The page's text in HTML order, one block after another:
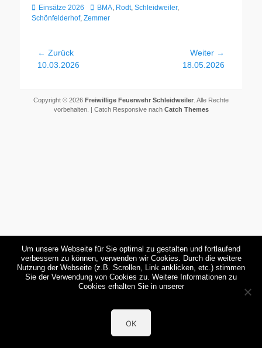
Kategorien
Einsätze 2026 Schlagworte
BMA, Rodt, Schleidweiler,
Schönfelderhof, Zemmer
Beitragsnavigation
← Zurück
Vorheriger
10.03.2026
Weiter →
18.05.2026
Copyright © 2026 Freiwillige Feuerwehr Schleidweiler . Alle Rechte
vorbehalten. | Catch Responsive nach Catch Themes
Um unsere Webseite für Sie optimal zu gestalten und fortlaufend
verbessern zu können, verwenden wir Cookies. Durch die weitere
Nutzung der Webseite (z.B. Scrollen, Link anklicken, etc.) stimmen
Sie der Verwendung von Cookies zu. Weitere Informationen zu
Cookies erhalten Sie in unserer
OK